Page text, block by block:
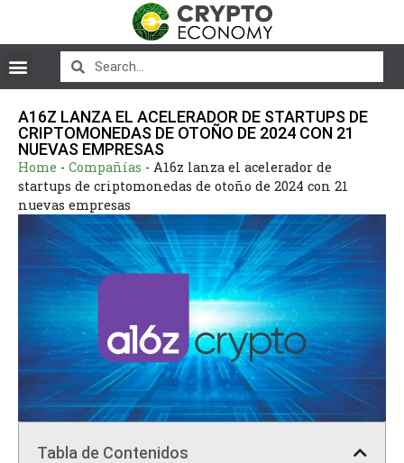
A16Z LANZA EL ACELERADOR DE STARTUPS DE
CRIPTOMONEDAS DE OTOÑO DE 2024 CON 21
NUEVAS EMPRESAS
Home - Compañías - A16z lanza el acelerador de
startups de criptomonedas de otoño de 2024 con 21
nuevas empresas
Tabla de Contenidos